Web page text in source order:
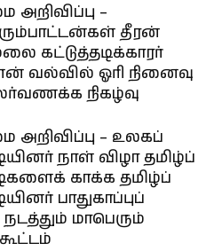
–
தீரன்
கட்டுத்தடிக்காரர்
வல்வில் ஓரி நினைவு
நிகழ்வு
– உலகப்
நாள் விழா தமிழ்ப்
காக்க தமிழ்ப்
பாதுகாப்புப்
மாபெரும்